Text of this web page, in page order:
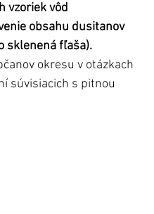
vzoriek vôd
obsahu dusitanov
sklenená fľaša).
okresu v otázkach
súvisiacich s pitnou